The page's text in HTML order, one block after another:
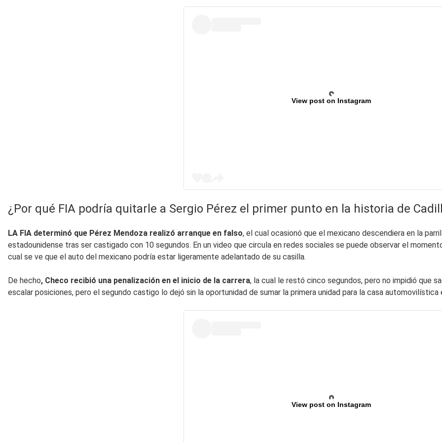
View post on Instagram
¿Por qué FIA podría quitarle a Sergio Pérez el primer punto en la historia de
LA FIA determinó que Pérez Mendoza realizó arranque en falso, el cual ocasionó que el mexicano descendiera en la
estadounidense tras ser castigado con 10 segundos. En un video que circula en redes sociales se puede observar el
cual se ve que el auto del mexicano podría estar ligeramente adelantado de su casilla.
De hecho, Checo recibió una penalización en el inicio de la carrera, la cual le restó cinco segundos, pero no impidió que
escalar posiciones, pero el segundo castigo lo dejó sin la oportunidad de sumar la primera unidad para la casa automovilística
View post on Instagram